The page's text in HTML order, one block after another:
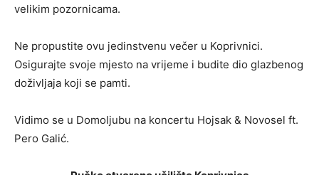
velikim pozornicama.
Ne propustite ovu jedinstvenu večer u Koprivnici.
Osigurajte svoje mjesto na vrijeme i budite dio glazbenog
doživljaja koji se pamti.
Vidimo se u Domoljubu na koncertu Hojsak & Novosel ft.
Pero Galić.